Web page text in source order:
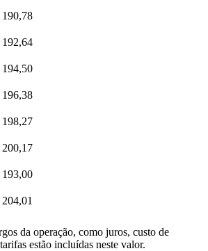
da operação, como juros, custo de
estão incluídas neste valor.